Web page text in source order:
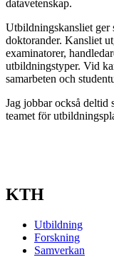
datavetenskap.
Utbildningskansliet ger
doktorander. Kansliet
examinatorer,
utbildningstyper. Vid
samarbeten och
Jag jobbar också deltid
teamet för
KTH
Utbildning
Forskning
Samverkan